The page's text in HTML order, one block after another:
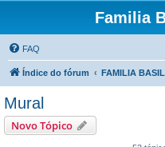
Familia
FAQ
Índice do fórum FAMILIA
Mural
Novo Tópico